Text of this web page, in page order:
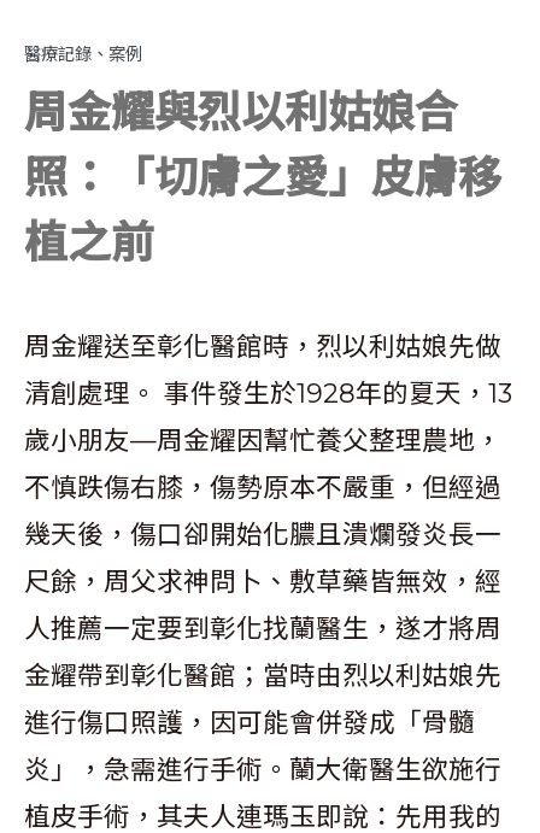
醫療記錄、案例
周金耀與烈以利姑娘合
照：「切膚之愛」皮膚移
植之前
周金耀送至彰化醫館時，烈以利姑娘先做
清創處理。 事件發生於1928年的夏天，13
歲小朋友—周金耀因幫忙養父整理農地，
不慎跌傷右膝，傷勢原本不嚴重，但經過
幾天後，傷口卻開始化膿且潰爛發炎長一
尺餘，周父求神問卜、敷草藥皆無效，經
人推薦一定要到彰化找蘭醫生，遂才將周
金耀帶到彰化醫館；當時由烈以利姑娘先
進行傷口照護，因可能會併發成「骨髓
炎」，急需進行手術。蘭大衛醫生欲施行
植皮手術，其夫人連瑪玉即說：先用我的